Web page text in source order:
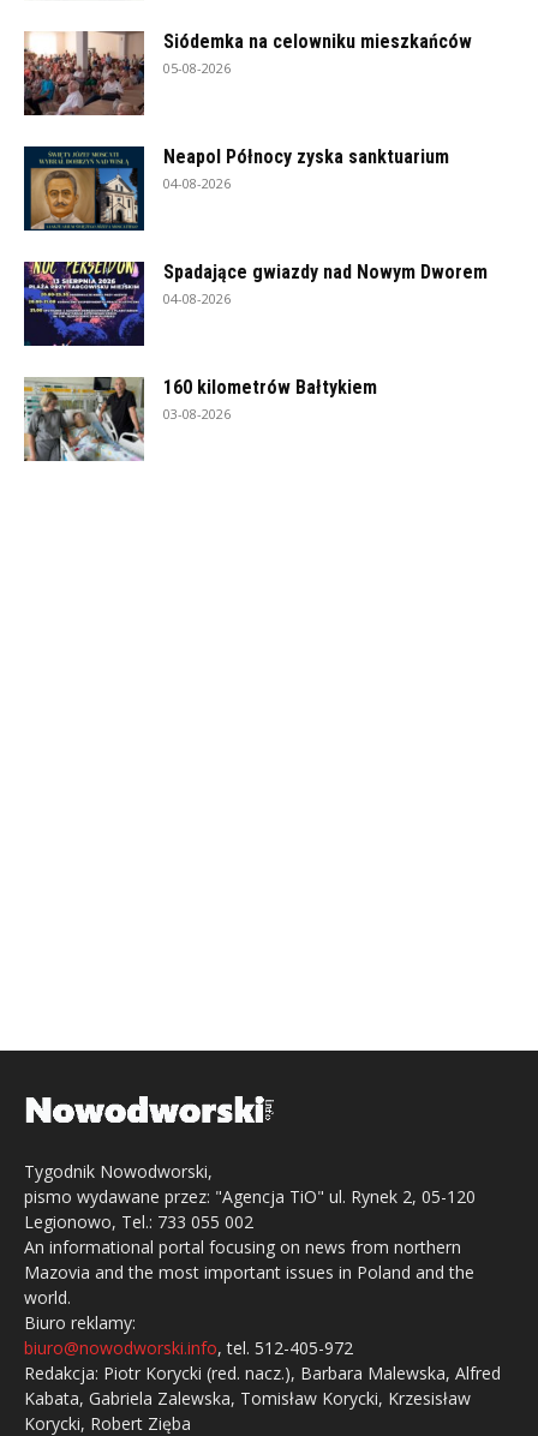
Siódemka na celowniku mieszkańców
05-08-2026
Neapol Północy zyska sanktuarium
04-08-2026
Spadające gwiazdy nad Nowym Dworem
04-08-2026
160 kilometrów Bałtykiem
03-08-2026
Tygodnik Nowodworski,
pismo wydawane przez: "Agencja TiO" ul. Rynek 2, 05-120
Legionowo, Tel.: 733 055 002
An informational portal focusing on news from northern
Mazovia and the most important issues in Poland and the
world.
Biuro reklamy:
biuro@nowodworski.info, tel. 512-405-972
Redakcja: Piotr Korycki (red. nacz.), Barbara Malewska, Alfred
Kabata, Gabriela Zalewska, Tomisław Korycki, Krzesisław
Korycki, Robert Zięba